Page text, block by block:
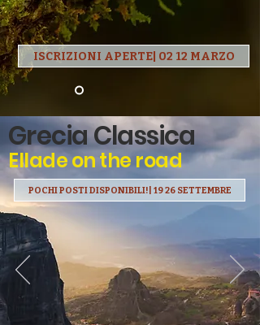
ISCRIZIONI APERTE| 02 12 MARZO
Grecia Classica
Ellade on the road
POCHI POSTI DISPONIBILI!| 19 26 SETTEMBRE